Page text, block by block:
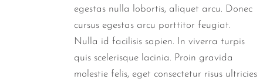
egestas nulla lobortis, aliquet arcu. Donec
cursus egestas arcu porttitor feugiat.
Nulla id facilisis sapien. In viverra turpis
quis scelerisque lacinia. Proin gravida
molestie felis, eget consectetur risus ultricies